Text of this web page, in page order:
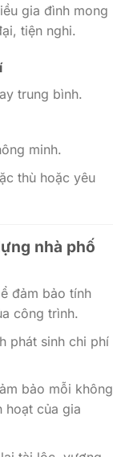
gia đình mong
tiện nghi.
trung bình.
minh.
thù hoặc yêu
nhà phố
đảm bảo tính
công trình.
phát sinh chi phí
bảo mỗi không
hoạt của gia